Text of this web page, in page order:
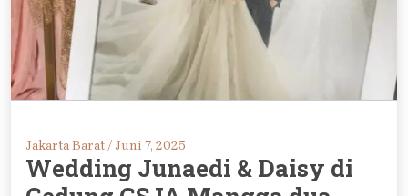
Jakarta Barat / Juni 7, 2025
Wedding Junaedi & Daisy di